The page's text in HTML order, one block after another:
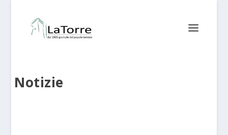
Notizie